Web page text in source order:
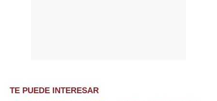
TE PUEDE INTERESAR